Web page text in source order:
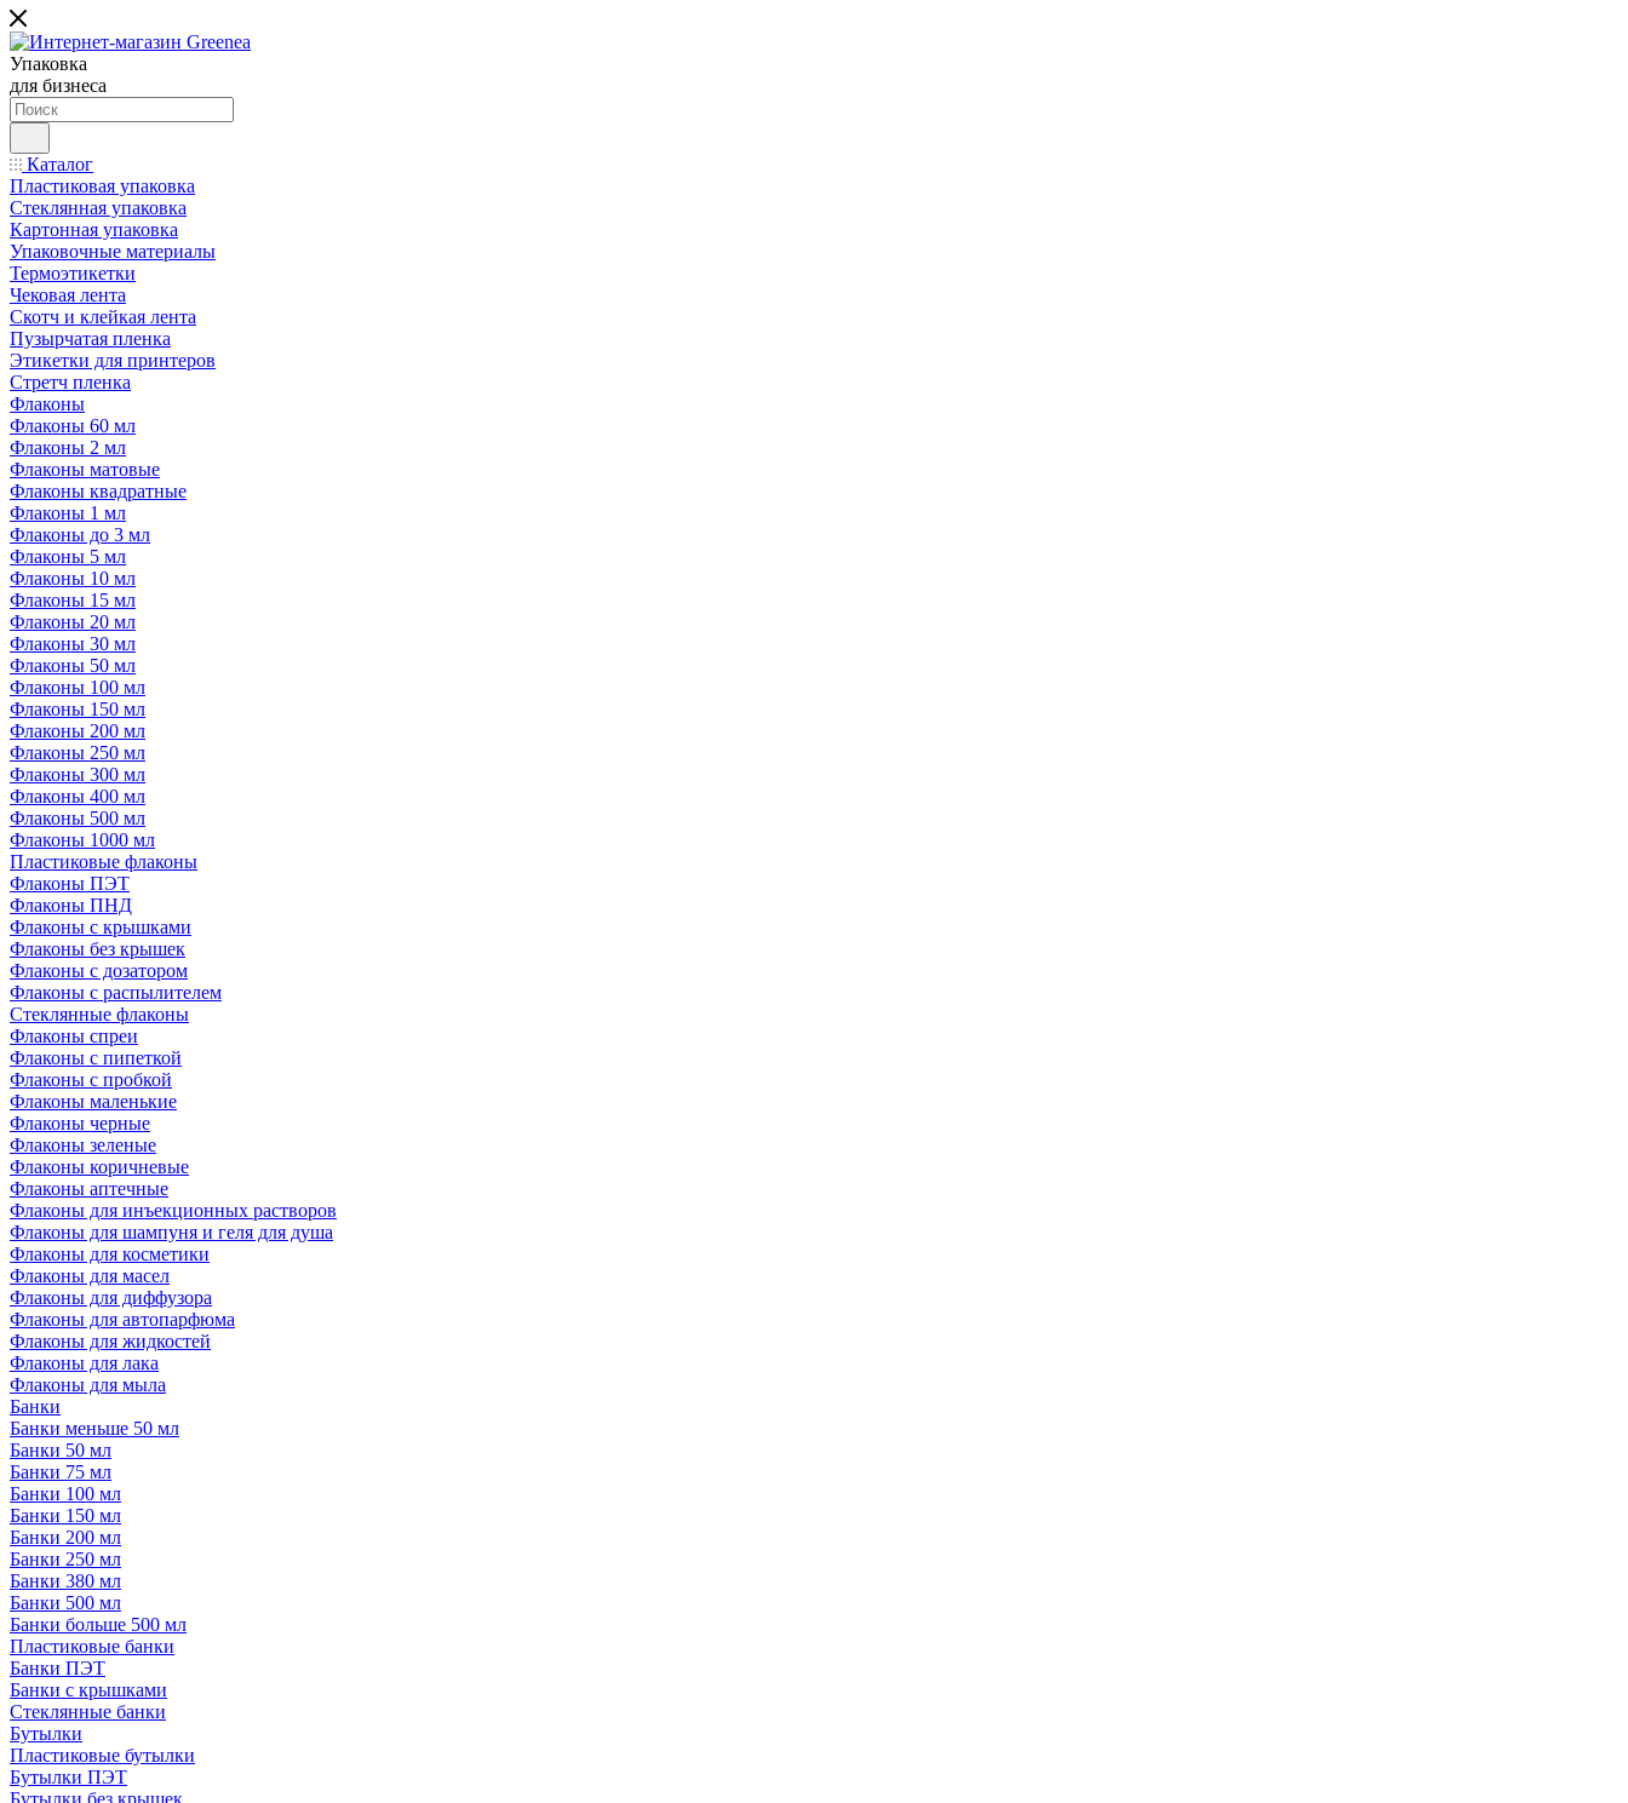
Упаковка
для бизнеса
Каталог
Пластиковая упаковка
Стеклянная упаковка
Картонная упаковка
Упаковочные материалы
Термоэтикетки
Чековая лента
Скотч и клейкая лента
Пузырчатая пленка
Этикетки для принтеров
Стретч пленка
Флаконы
Флаконы 60 мл
Флаконы 2 мл
Флаконы матовые
Флаконы квадратные
Флаконы 1 мл
Флаконы до 3 мл
Флаконы 5 мл
Флаконы 10 мл
Флаконы 15 мл
Флаконы 20 мл
Флаконы 30 мл
Флаконы 50 мл
Флаконы 100 мл
Флаконы 150 мл
Флаконы 200 мл
Флаконы 250 мл
Флаконы 300 мл
Флаконы 400 мл
Флаконы 500 мл
Флаконы 1000 мл
Пластиковые флаконы
Флаконы ПЭТ
Флаконы ПНД
Флаконы с крышками
Флаконы без крышек
Флаконы с дозатором
Флаконы с распылителем
Стеклянные флаконы
Флаконы cпреи
Флаконы с пипеткой
Флаконы с пробкой
Флаконы маленькие
Флаконы черные
Флаконы зеленые
Флаконы коричневые
Флаконы аптечные
Флаконы для инъекционных растворов
Флаконы для шампуня и геля для душа
Флаконы для косметики
Флаконы для масел
Флаконы для диффузора
Флаконы для автопарфюма
Флаконы для жидкостей
Флаконы для лака
Флаконы для мыла
Банки
Банки меньше 50 мл
Банки 50 мл
Банки 75 мл
Банки 100 мл
Банки 150 мл
Банки 200 мл
Банки 250 мл
Банки 380 мл
Банки 500 мл
Банки больше 500 мл
Пластиковые банки
Банки ПЭТ
Банки с крышками
Стеклянные банки
Бутылки
Пластиковые бутылки
Бутылки ПЭТ
Бутылки без крышек